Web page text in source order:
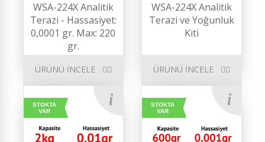
WSA-224X Analitik
Terazi - Hassasiyet:
0,0001 gr. Max: 220
gr.
ÜRÜNÜ İNCELE
WSA-224X Analitik
Terazi ve Yoğunluk
Kiti
ÜRÜNÜ İNCELE
STOKTA
VAR
STOKTA
VAR